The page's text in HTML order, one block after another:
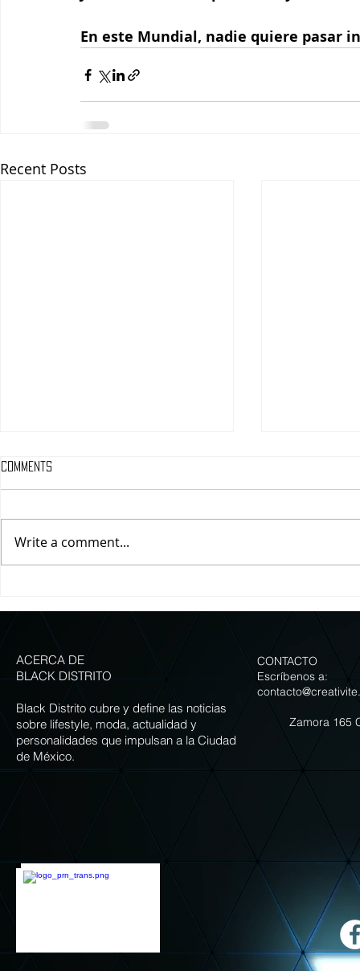
En este Mundial, nadie quiere pasar
Recent Posts
para celebrar la temporada
NOGADA DE LA
Comments
Write a comment...
ACERCA DE
BLACK DISTRITO
Black Distrito cubre y define las noticias
sobre lifestyle, moda, actualidad y
personalidades que impulsan a la Ciudad
de México.
CONTACTO
Escríbenos a:
Zamora 165